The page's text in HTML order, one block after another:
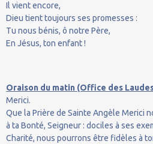
Il vient encore,
Dieu tient toujours ses promesses :
Tu nous bénis, ô notre Père,
En Jésus, ton enfant !
Oraison du matin (Office des
Merici.
Que la Prière de Sainte Angèle Merici
à ta Bonté, Seigneur : dociles à ses
Charité, nous pourrons être fidèles à